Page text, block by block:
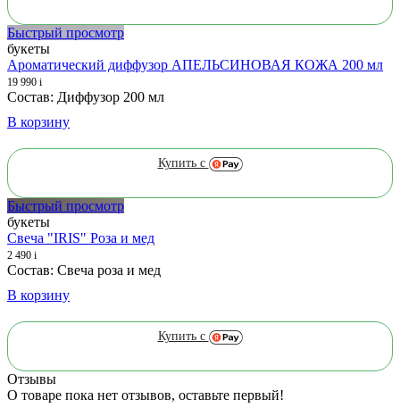
Быстрый просмотр
букеты
Ароматический диффузор АПЕЛЬСИНОВАЯ КОЖА 200 мл
19 990 i
Состав: Диффузор 200 мл
В корзину
Купить с
Быстрый просмотр
букеты
Свеча "IRIS" Роза и мед
2 490 i
Состав: Свеча роза и мед
В корзину
Купить с
Отзывы
О товаре пока нет отзывов, оставьте первый!